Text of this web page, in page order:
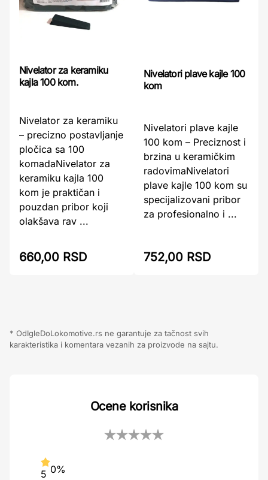
Nivelator za keramiku
kajla 100 kom.
Nivelator za keramiku
– precizno postavljanje
pločica sa 100
komadaNivelator za
keramiku kajla 100
kom je praktičan i
pouzdan pribor koji
olakšava rav ...
660,00 RSD
Nivelatori plave kajle 100
kom
Nivelatori plave kajle
100 kom – Preciznost i
brzina u keramičkim
radovimaNivelatori
plave kajle 100 kom su
specijalizovani pribor
za profesionalno i ...
752,00 RSD
* OdIgleDoLokomotive.rs ne garantuje za tačnost svih
karakteristika i komentara vezanih za proizvode na sajtu.
Ocene korisnika
5 0%